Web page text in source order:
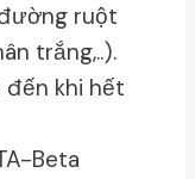
ruột
trắng,..).
khi hết
Beta